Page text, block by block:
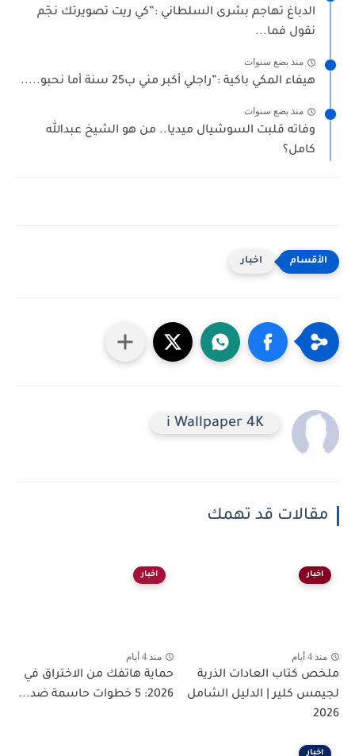
الدباغ تهاجم بشرى السلطاني :”كي ريت تصويرتك نجّم
نقول فما...
منذ بضع سنوات
هيفاء المكي باكية :”راجلي أكبر مني ب25 سنة أما نحبو.....
منذ بضع سنوات
وفاته قلبت السوشيال ميديا.. من هو الشيخ عبدالله
كامل؟
اخبار
i Wallpaper 4K
مقالات قد تهمك
اخبار
منذ 4 أيام
ملخص كتاب العادات الذرية
لجيمس كلير | الدليل الشامل
2026
اخبار
منذ 4 أيام
حماية هاتفك من الاختراق في
2026: 5 خطوات حاسمة ضد...
اخبار